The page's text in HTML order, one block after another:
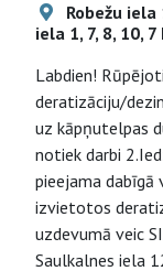
Robežu
iela 1, 7, 8, 10,
Labdien!
deratizāciju/
uz kāpņutelpas
notiek darbi
pieejama
izvietotos
uzdevumā veic
Saulkalnes iela